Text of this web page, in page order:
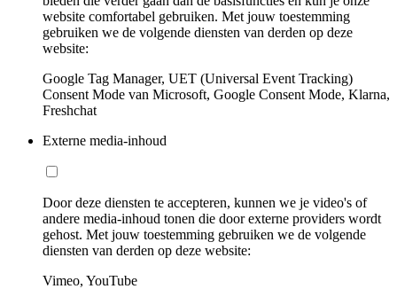
website comfortabel gebruiken. Met jouw toestemming
gebruiken we de volgende diensten van derden op deze
website:
Google Tag Manager, UET (Universal Event Tracking)
Consent Mode van Microsoft, Google Consent Mode, Klarna,
Freshchat
Externe media-inhoud
Door deze diensten te accepteren, kunnen we je video's of
andere media-inhoud tonen die door externe providers wordt
gehost. Met jouw toestemming gebruiken we de volgende
diensten van derden op deze website:
Vimeo, YouTube